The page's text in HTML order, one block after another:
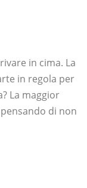
in cima. La
in regola per
La maggior
di non